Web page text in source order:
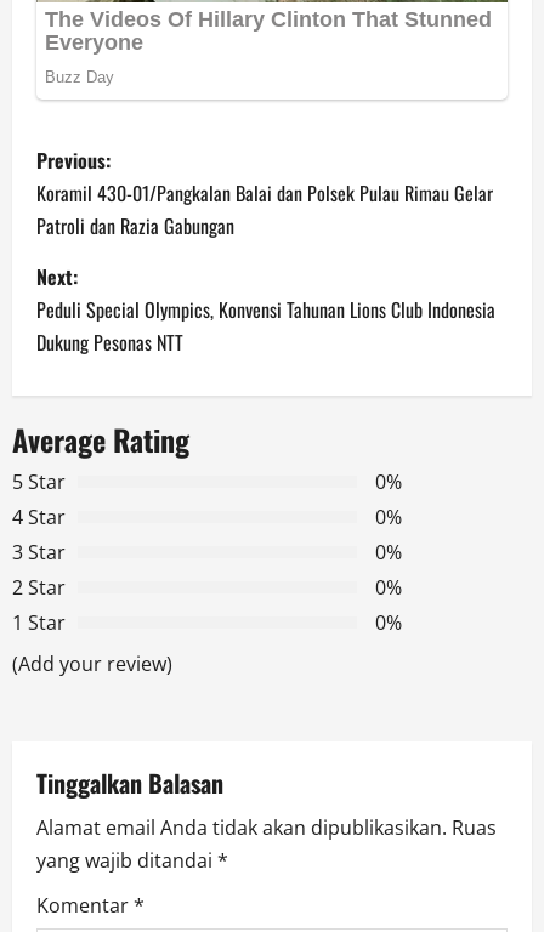
P
o
s
t
n
a
v
i
g
a
t
o
n
Previous:
Koramil 430-01/Pangkalan Balai dan Polsek Pulau Rimau Gelar
Patroli dan Razia Gabungan
Next:
Peduli Special Olympics, Konvensi Tahunan Lions Club Indonesia
Dukung Pesonas NTT
Average Rating
5 Star
0%
4 Star
0%
3 Star
0%
2 Star
0%
1 Star
0%
(Add your review)
Tinggalkan Balasan
Alamat email Anda tidak akan dipublikasikan. Ruas
yang wajib ditandai *
Komentar*